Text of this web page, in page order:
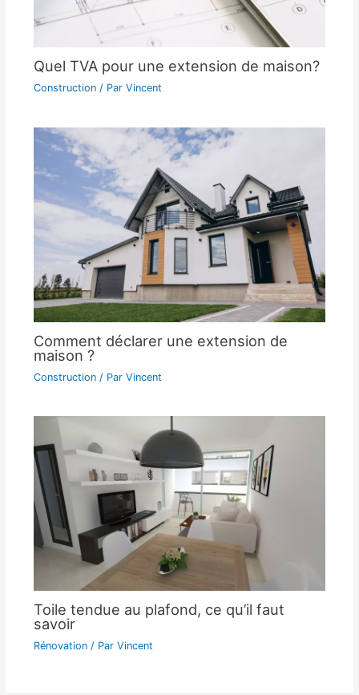
Quel TVA pour une extension de maison?
Construction/ Par Vincent
Comment déclarer une extension de
maison ?
Construction/ Par Vincent
Toile tendue au plafond, ce qu’il faut
savoir
Rénovation/ Par Vincent